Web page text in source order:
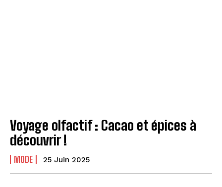
Voyage olfactif : Cacao et épices à
découvrir !
MODE 25 Juin 2025